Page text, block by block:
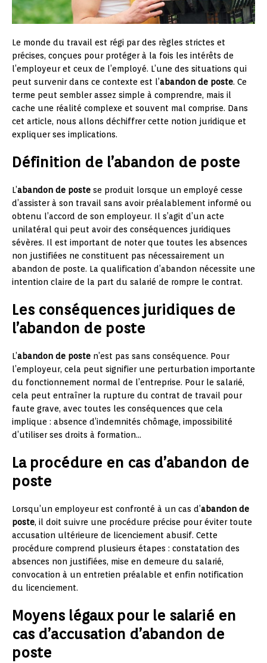
Le monde du travail est régi par des règles strictes et
précises, conçues pour protéger à la fois les intérêts de
l’employeur et ceux de l’employé. L’une des situations qui
peut survenir dans ce contexte est l’abandon de poste. Ce
terme peut sembler assez simple à comprendre, mais il
cache une réalité complexe et souvent mal comprise. Dans
cet article, nous allons déchiffrer cette notion juridique et
expliquer ses implications.
Définition de l’abandon de poste
L’abandon de poste se produit lorsque un employé cesse
d’assister à son travail sans avoir préalablement informé ou
obtenu l’accord de son employeur. Il s’agit d’un acte
unilatéral qui peut avoir des conséquences juridiques
sévères. Il est important de noter que toutes les absences
non justifiées ne constituent pas nécessairement un
abandon de poste. La qualification d’abandon nécessite une
intention claire de la part du salarié de rompre le contrat.
Les conséquences juridiques de
l’abandon de poste
L’abandon de poste n’est pas sans conséquence. Pour
l’employeur, cela peut signifier une perturbation importante
du fonctionnement normal de l’entreprise. Pour le salarié,
cela peut entraîner la rupture du contrat de travail pour
faute grave, avec toutes les conséquences que cela
implique : absence d’indemnités chômage, impossibilité
d’utiliser ses droits à formation…
La procédure en cas d’abandon de
poste
Lorsqu’un employeur est confronté à un cas d’abandon de
poste, il doit suivre une procédure précise pour éviter toute
accusation ultérieure de licenciement abusif. Cette
procédure comprend plusieurs étapes : constatation des
absences non justifiées, mise en demeure du salarié,
convocation à un entretien préalable et enfin notification
du licenciement.
Moyens légaux pour le salarié en
cas d’accusation d’abandon de
poste